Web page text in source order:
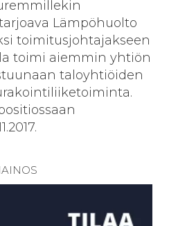
Lämpöhuolto
toimitusjohtajakseen
toimi aiemmin yhtiön
taloyhtiöiden